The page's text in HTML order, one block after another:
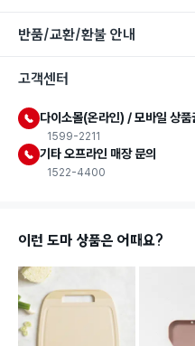
식품용 기구
식품용 기구: 식품위생
반품/교환/환불 안내
고객센터
다이소몰(온라인) / 모바일 상품
1599-2211
기타 오프라인 매장 문의
1522-4400
이런 도마 상품은 어때요?